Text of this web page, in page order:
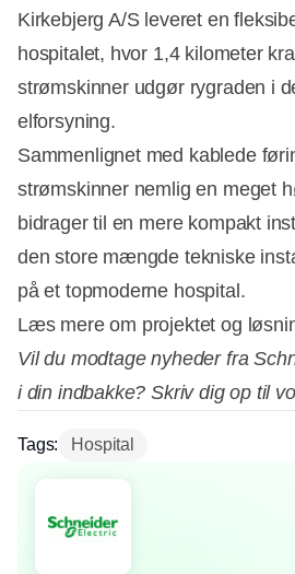
Kirkebjerg A/S leveret en
hospitalet, hvor 1,4 kilometer
strømskinner udgør rygraden i
elforsyning.
Sammenlignet med kablede
strømskinner nemlig en meget
bidrager til en mere kompakt
den store mængde tekniske
på et topmoderne hospital.
Læs mere om projektet og
Vil du modtage nyheder fra
i din indbakke? Skriv dig op til
Tags: Hospital